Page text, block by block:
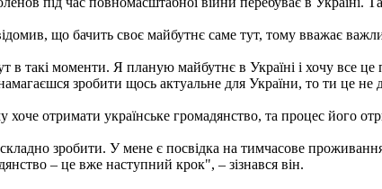
що бачить своє майбутнє саме тут, тому вважає
в такі моменти. Я планую майбутнє в Україні і хочу все
зробити щось актуальне для України, то ти це не
отримати українське громадянство, та процес його
зробити. У мене є посвідка на тимчасове
– це вже наступний крок", – зізнався він.